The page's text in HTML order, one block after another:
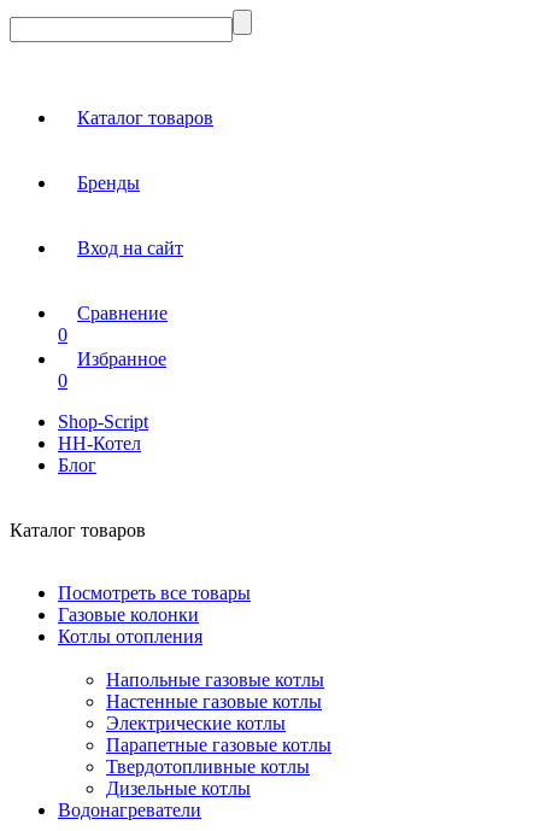
Каталог товаров
Бренды
Вход на сайт
Сравнение
0
Избранное
0
Shop-Script
НН-Котел
Блог
Каталог товаров
Посмотреть все товары
Газовые колонки
Котлы отопления
Напольные газовые котлы
Настенные газовые котлы
Электрические котлы
Парапетные газовые котлы
Твердотопливные котлы
Дизельные котлы
Водонагреватели